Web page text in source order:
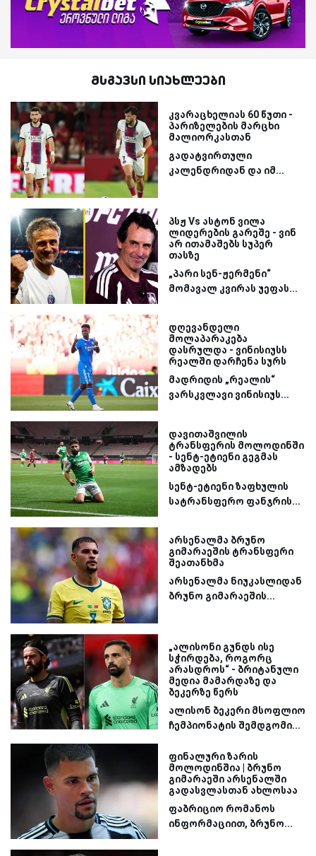
მსგავსი სიახლეები
კვარაცხელიას 60 წუთი -
პარიზელების მარცხი
მალიორკასთან
გადატვირთული
კალენდრიდან და იმ...
პსჟ Vs ასტონ ვილა
ლიდერების გარეშე - ვინ
არ ითამაშებს სუპერ
თასზე
„პარი სენ-ჟერმენი“
მომავალ კვირას უეფას...
დღევანდელი
მოლაპარაკება
დასრულდა - ვინისიუსს
რეალში დარჩენა სურს
მადრიდის „რეალის“
ვარსკვლავი ვინისიუს...
დავითაშვილის
ტრანსფერის მოლოდინში
- სენტ-ეტიენი გეგმას
ამზადებს
სენტ-ეტიენი ზაფხულის
სატრანსფერო ფანჯრის...
არსენალმა ბრუნო
გიმარაეშის ტრანსფერი
შეათანხმა
არსენალმა ნიუკასლიდან
ბრუნო გიმარაეშის...
„ალისონი გუნდს ისე
სჭირდება, როგორც
არასდროს“ - ბრიტანული
მედია მამარდაზე და
ბეკერზე წერს
ალისონ ბეკერი მსოფლიო
ჩემპიონატის შემდგომი...
ფინალური ზარის
მოლოდინშია | ბრუნო
გიმარაეში არსენალში
გადასვლასთან ახლოსაა
ფაბრიციო რომანოს
ინფორმაციით, ბრუნო...